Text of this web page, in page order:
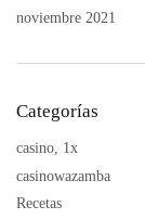
noviembre 2021
Categorías
casino, 1x
casinowazamba
Recetas